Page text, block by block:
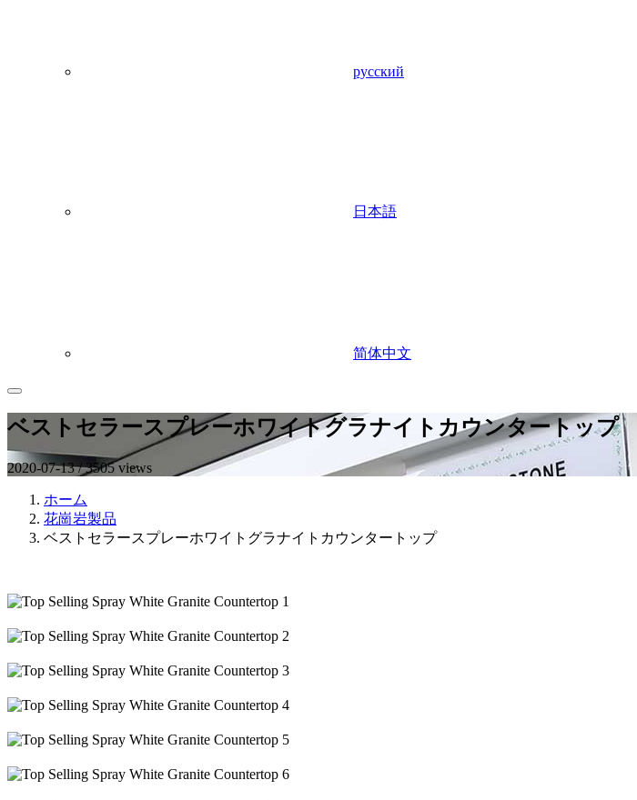
русский
日本語
简体中文
ベストセラースプレーホワイトグラナイトカウンタートップ
2020-07-13 / 3505 views
ホーム
花崗岩製品
ベストセラースプレーホワイトグラナイトカウンタートップ